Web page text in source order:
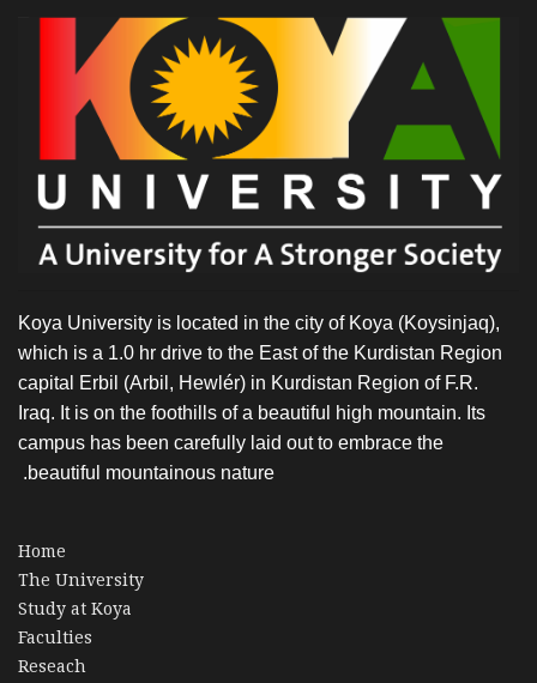
Koya University is located in the city of Koya (Koysinjaq),
which is a 1.0 hr drive to the East of the Kurdistan Region
capital Erbil (Arbil, Hewlér) in Kurdistan Region of F.R.
Iraq. It is on the foothills of a beautiful high mountain. Its
campus has been carefully laid out to embrace the
beautiful mountainous nature.
Home
The University
Study at Koya
Faculties
Reseach